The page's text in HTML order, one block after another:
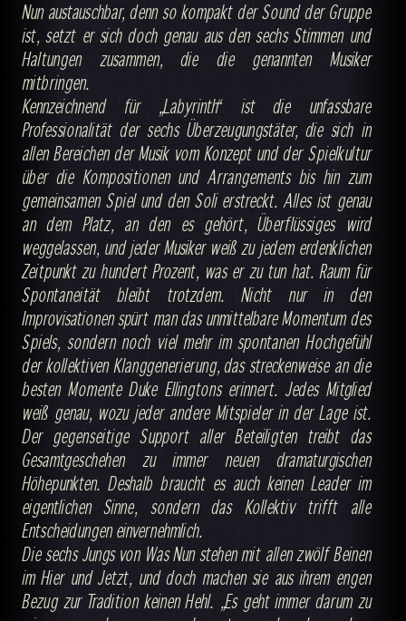
Nun austauschbar, denn so kompakt der Sound der Gruppe
ist, setzt er sich doch genau aus den sechs Stimmen und
Haltungen zusammen, die die genannten Musiker
mitbringen.
Kennzeichnend für „Labyrinth“ ist die unfassbare
Professionalität der sechs Überzeugungstäter, die sich in
allen Bereichen der Musik vom Konzept und der Spielkultur
über die Kompositionen und Arrangements bis hin zum
gemeinsamen Spiel und den Soli erstreckt. Alles ist genau
an dem Platz, an den es gehört, Überflüssiges wird
weggelassen, und jeder Musiker weiß zu jedem erdenklichen
Zeitpunkt zu hundert Prozent, was er zu tun hat. Raum für
Spontaneität bleibt trotzdem. Nicht nur in den
Improvisationen spürt man das unmittelbare Momentum des
Spiels, sondern noch viel mehr im spontanen Hochgefühl
der kollektiven Klanggenerierung, das streckenweise an die
besten Momente Duke Ellingtons erinnert. Jedes Mitglied
weiß genau, wozu jeder andere Mitspieler in der Lage ist.
Der gegenseitige Support aller Beteiligten treibt das
Gesamtgeschehen zu immer neuen dramaturgischen
Höhepunkten. Deshalb braucht es auch keinen Leader im
eigentlichen Sinne, sondern das Kollektiv trifft alle
Entscheidungen einvernehmlich.
Die sechs Jungs von Was Nun stehen mit allen zwölf Beinen
im Hier und Jetzt, und doch machen sie aus ihrem engen
Bezug zur Tradition keinen Hehl. „Es geht immer darum zu